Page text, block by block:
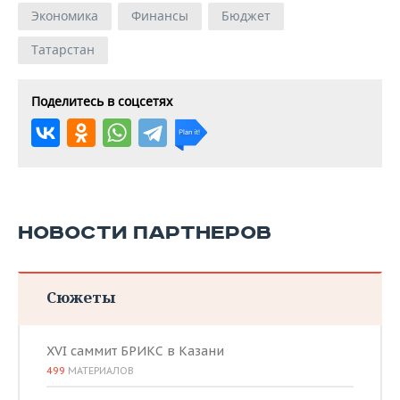
Экономика Финансы
Бюджет
Татарстан
Поделитесь в соцсетях
НОВОСТИ ПАРТНЕРОВ
Сюжеты
XVI саммит БРИКС в Казани
499 МАТЕРИАЛОВ